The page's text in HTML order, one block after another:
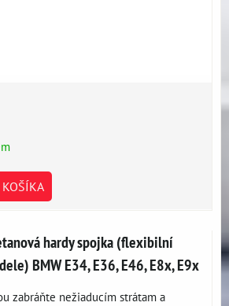
hardy spojka (flexibilní
BMW E34, E36, E46, E8x, E9x
zabráňte nežiaducím strátam a